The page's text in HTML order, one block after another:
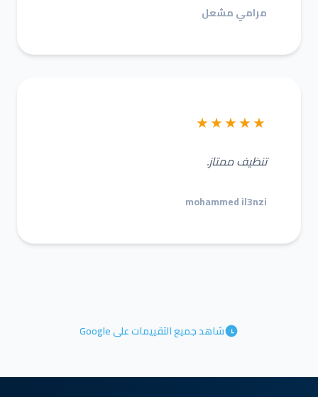
مرامي مشعل
★★★★★
تنظيف ممتاز.
mohammed il3nzi
شاهد جميع التقييمات على Google